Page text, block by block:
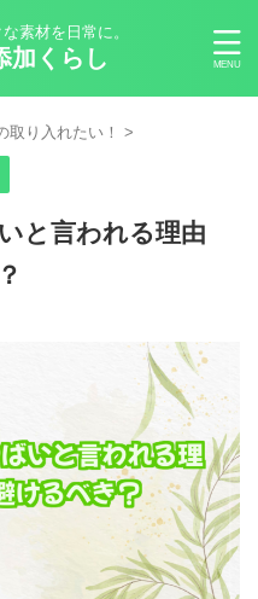
素材を日常に。
加くらし
取り入れたい！ >
と言われる理由